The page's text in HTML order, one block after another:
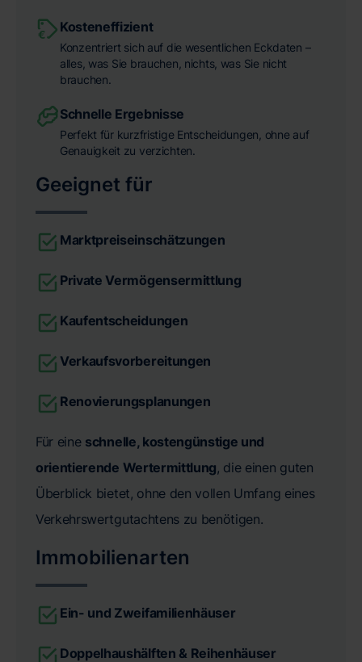
Kosteneffizient
Konzentriert sich auf die wesentlichen Eckdaten –
alles, was Sie brauchen, nichts, was Sie nicht
brauchen.
Schnelle Ergebnisse
Perfekt für kurzfristige Entscheidungen, ohne auf
Genauigkeit zu verzichten.
Geeignet für
Marktpreiseinschätzungen
Private Vermögensermittlung
Kaufentscheidungen
Verkaufsvorbereitungen
Renovierungsplanungen
Für eine schnelle, kostengünstige und
orientierende Wertermittlung, die einen guten
Überblick bietet, ohne den vollen Umfang eines
Verkehrswertgutachtens zu benötigen.
Immobilienarten
Ein- und Zweifamilienhäuser
Doppelhaushälften & Reihenhäuser